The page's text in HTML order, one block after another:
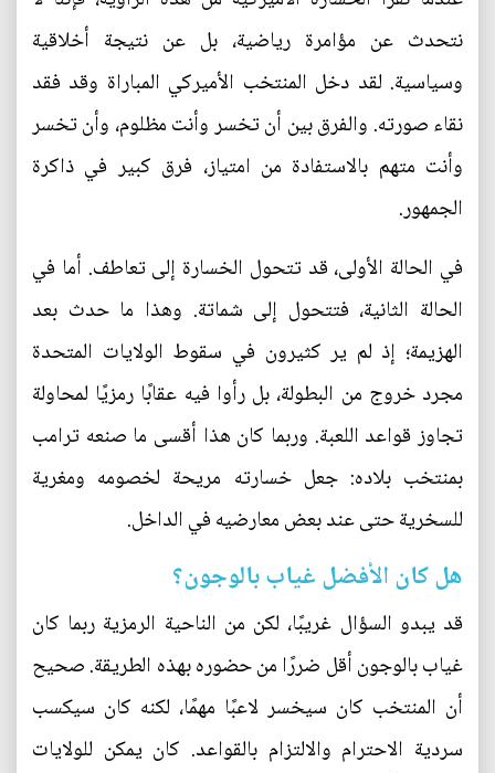
نتحدث عن مؤامرة رياضية، بل عن نتيجة أخلاقية
وسياسية. لقد دخل المنتخب الأميركي المباراة وقد فقد
نقاء صورته. والفرق بين أن تخسر وأنت مظلوم، وأن تخسر
وأنت متهم بالاستفادة من امتياز، فرق كبير في ذاكرة
الجمهور.
في الحالة الأولى، قد تتحول الخسارة إلى تعاطف. أما في
الحالة الثانية، فتتحول إلى شماتة. وهذا ما حدث بعد
الهزيمة؛ إذ لم ير كثيرون في سقوط الولايات المتحدة
مجرد خروج من البطولة، بل رأوا فيه عقابًا رمزيًا لمحاولة
تجاوز قواعد اللعبة. وربما كان هذا أقسى ما صنعه ترامب
بمنتخب بلاده: جعل خسارته مريحة لخصومه ومغرية
للسخرية حتى عند بعض معارضيه في الداخل.
هل كان الأفضل غياب بالوجون؟
قد يبدو السؤال غريبًا، لكن من الناحية الرمزية ربما كان
غياب بالوجون أقل ضررًا من حضوره بهذه الطريقة. صحيح
أن المنتخب كان سيخسر لاعبًا مهمًا، لكنه كان سيكسب
سردية الاحترام والالتزام بالقواعد. كان يمكن للولايات